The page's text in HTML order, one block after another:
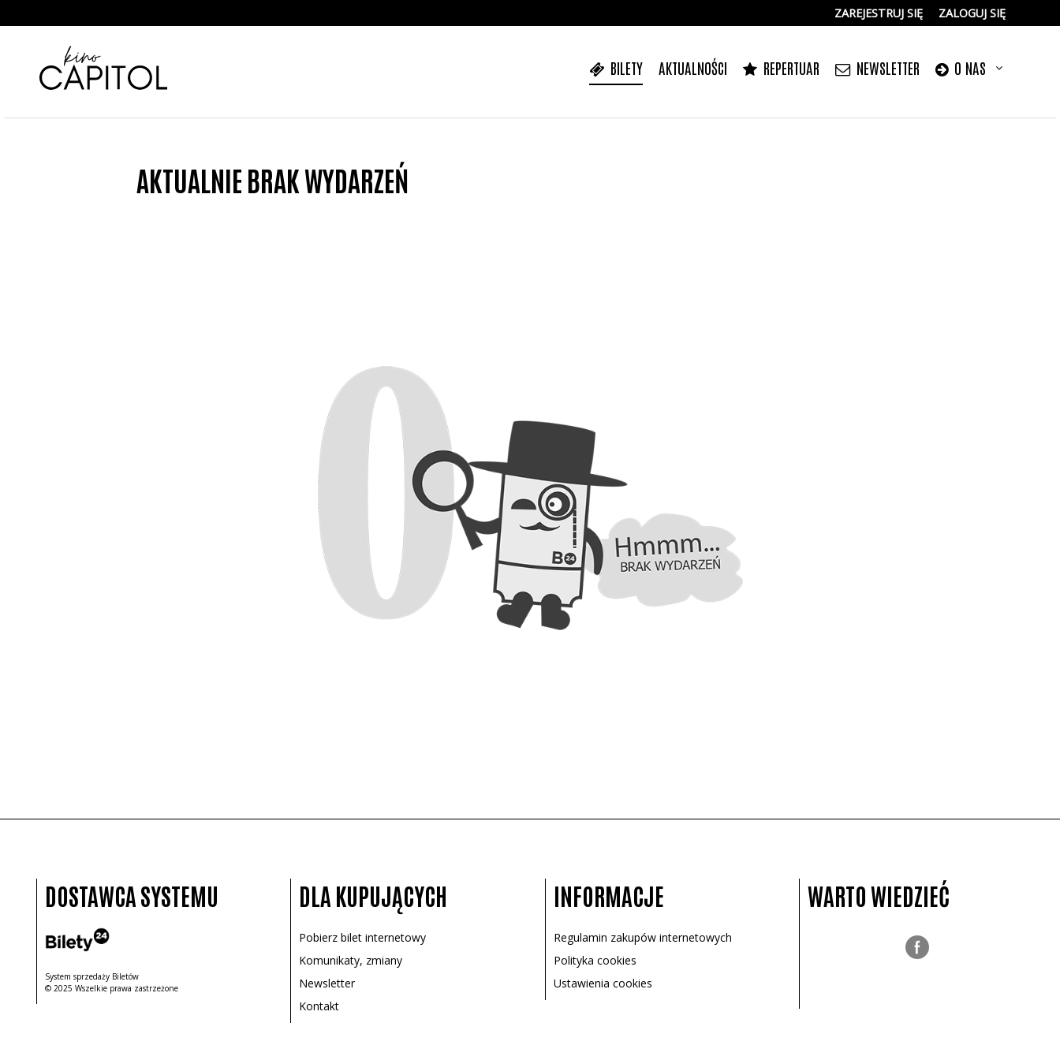
ZAREJESTRUJ SIĘ ZALOGUJ SIĘ
BILETY AKTUALNOŚCI REPERTUAR NEWSLETTER O NAS
AKTUALNIE BRAK WYDARZEŃ
DOSTAWCA SYSTEMU
System sprzedaży Biletów
© 2025 Wszelkie prawa zastrzeżone
DLA KUPUJĄCYCH
Pobierz bilet internetowy
Komunikaty, zmiany
Newsletter
Kontakt
INFORMACJE
Regulamin zakupów internetowych
Polityka cookies
Ustawienia cookies
WARTO WIEDZIEĆ